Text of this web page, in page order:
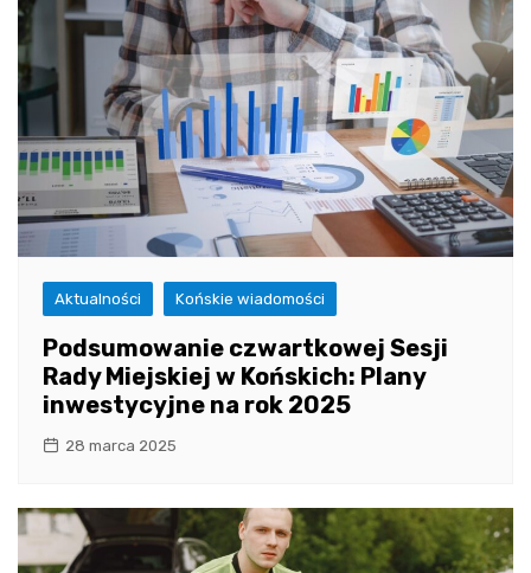
Aktualności Końskie wiadomości
Podsumowanie czwartkowej Sesji
Rady Miejskiej w Końskich: Plany
inwestycyjne na rok 2025
28 marca 2025